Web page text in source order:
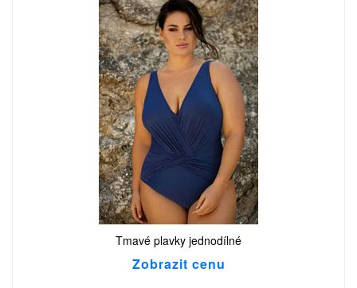
Tmavé plavky jednodílné
Zobrazit cenu